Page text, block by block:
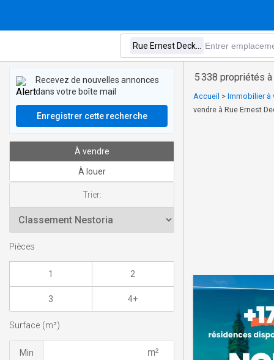
5 338 propriétés
Accueil > Immobilier à
vendre à Rue Ernest
Recevez de nouvelles annonces
dans votre boîte mail
Enregistrer cette recherche
À vendre
À louer
Trier:
Pièces
1 2
3 4+
Surface (m²)
Min